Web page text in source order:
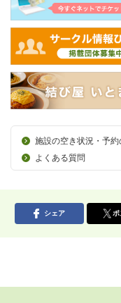
施設の空き状況・予約
よくある質問
シェア